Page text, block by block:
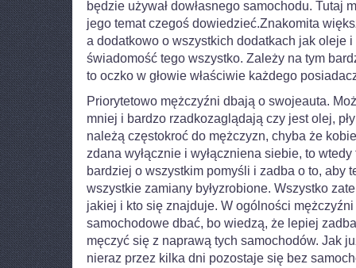
będzie używał dowłasnego samochodu. Tutaj
jego temat czegoś dowiedzieć.Znakomita
a dodatkowo o wszystkich dodatkach jak oleje i
świadomość tego wszystko. Zależy na tym
to oczko w głowie właściwie każdego
Priorytetowo mężczyźni dbają o swojeauta.
mniej i bardzo rzadkozaglądają czy jest olej,
należą częstokroć do mężczyzn, chyba że
zdana wyłącznie i wyłączniena siebie, to
bardziej o wszystkim pomyśli i zadba o to, aby
wszystkie zamiany byłyzrobione. Wszystko
jakiej i kto się znajduje. W ogólności
samochodowe dbać, bo wiedzą, że lepiej
męczyć się z naprawą tych samochodów. Jak
nieraz przez kilka dni pozostaje się bez